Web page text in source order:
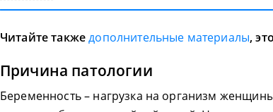
Читайте такжедополнительные материалы,
Причина патологии
Беременность – нагрузка на организм